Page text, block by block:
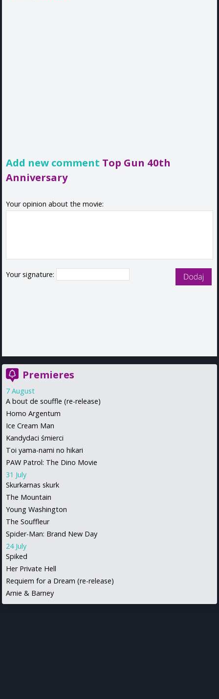
Add new comment Top Gun 40th
Anniversary
Your opinion about the movie:
Your signature:
Premieres
7 August
A bout de souffle (re-release)
Homo Argentum
Ice Cream Man
Kandydaci śmierci
Toi yama-nami no hikari
PAW Patrol: The Dino Movie
31 July
Skurkarnas skurk
The Mountain
Young Washington
The Souffleur
Spider-Man: Brand New Day
24 July
Spiked
Her Private Hell
Requiem for a Dream (re-release)
Arnie & Barney